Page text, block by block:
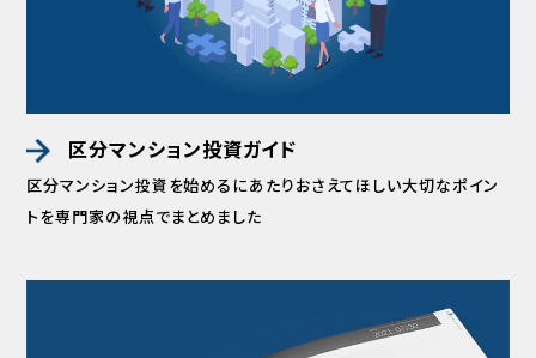
区分マンション投資ガイド
区分マンション投資を始めるにあたりおさえてほしい大切なポイン
トを専門家の視点でまとめました